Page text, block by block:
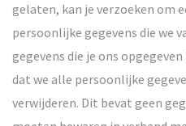
gelaten, kan je verzoeken om
persoonlijke gegevens die we
gegevens die je ons
dat we alle persoonlijke
verwijderen. Dit bevat geen